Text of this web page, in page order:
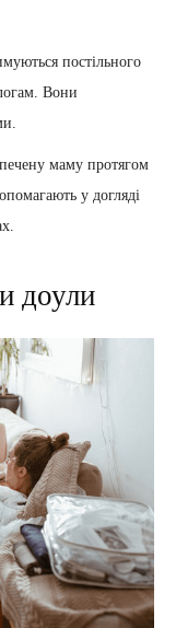
постільного
Вони
маму протягом
у догляді
доули